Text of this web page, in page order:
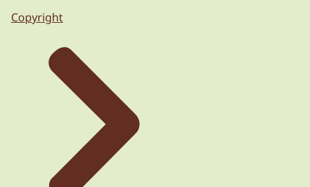
Copyright